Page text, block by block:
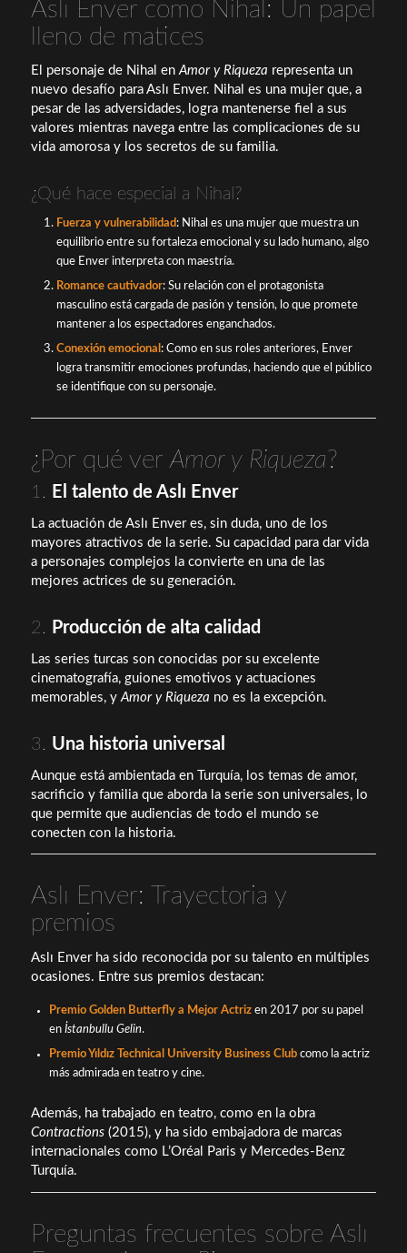
Aslı Enver como Nihal: Un papel
lleno de matices
El personaje de Nihal enAmor y Riqueza representa un
nuevo desafío para Aslı Enver. Nihal es una mujer que, a
pesar de las adversidades, logra mantenerse fiel a sus
valores mientras navega entre las complicaciones de su
vida amorosa y los secretos de su familia.
¿Qué hace especial a Nihal?
Fuerza y vulnerabilidad: Nihal es una mujer que muestra un
equilibrio entre su fortaleza emocional y su lado humano, algo
que Enver interpreta con maestría.
Romance cautivador: Su relación con el protagonista
masculino está cargada de pasión y tensión, lo que promete
mantener a los espectadores enganchados.
Conexión emocional : Como en sus roles anteriores, Enver
logra transmitir emociones profundas, haciendo que el público
se identifique con su personaje.
¿Por qué ver Amor y Riqueza?
1. El talento de Aslı Enver
La actuación de Aslı Enver es, sin duda, uno de los
mayores atractivos de la serie. Su capacidad para dar vida
a personajes complejos la convierte en una de las
mejores actrices de su generación.
2. Producción de alta calidad
Las series turcas son conocidas por su excelente
cinematografía, guiones emotivos y actuaciones
memorables, y Amor y Riqueza no es la excepción.
3. Una historia universal
Aunque está ambientada en Turquía, los temas de amor,
sacrificio y familia que aborda la serie son universales, lo
que permite que audiencias de todo el mundo se
conecten con la historia.
Aslı Enver: Trayectoria y
premios
Aslı Enver ha sido reconocida por su talento en múltiples
ocasiones. Entre sus premios destacan:
Premio Golden Butterfly a Mejor Actrizen 2017 por su papel
en İstanbullu Gelin.
Premio Yıldız Technical University Business Clubcomo la actriz
más admirada en teatro y cine.
Además, ha trabajado en teatro, como en la obra
Contractions(2015), y ha sido embajadora de marcas
internacionales como L’Oréal Paris y Mercedes-Benz
Turquía.
Preguntas frecuentes sobre Aslı